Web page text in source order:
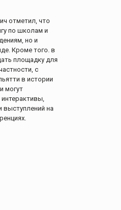
отметил, что
по школам и
но и
Кроме того. в
площадку для
с
в истории
могут
выступлений на